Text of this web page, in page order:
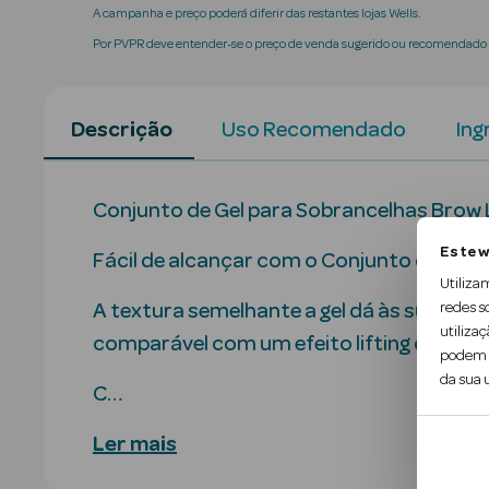
Este
redes
podem
da sua
A campanha e preço poderá diferir das restantes lojas Wells.
Por PVPR deve entender-se o preço de venda sugerido ou
Descrição Uso Recomendado
Conjunto de Gel para Sobrancelhas
Fácil de alcançar com o Conjunto de Gel
A textura semelhante a gel dá às suas
comparável com um efeito lifting de
C…
Ler mais